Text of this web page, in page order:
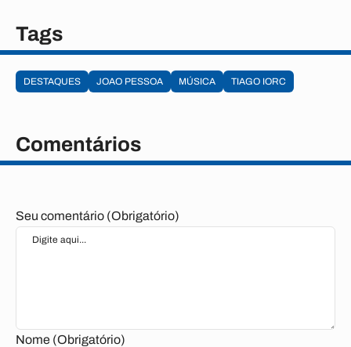
Tags
DESTAQUES JOAO PESSOA MÚSICA TIAGO IORC
Comentários
Seu comentário (Obrigatório)
Nome (Obrigatório)